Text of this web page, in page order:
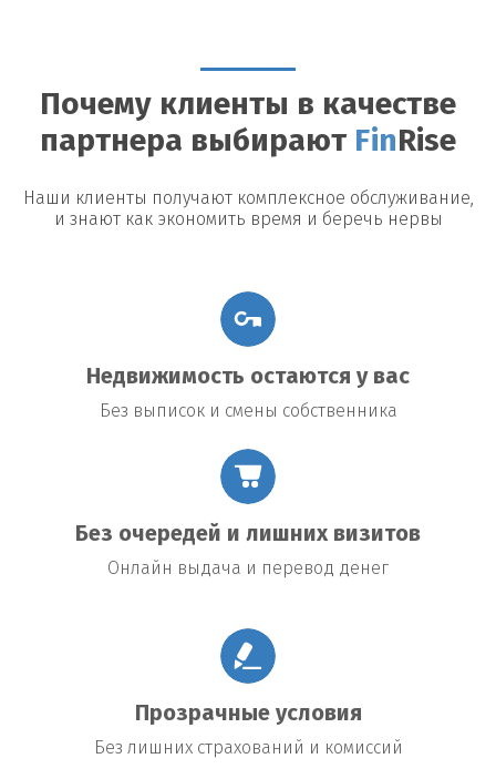
Возможные риски
Утрата недвижимости: В случае невыполнения условий
договора заемщик рискует потерять заложенное имущество.
Повышение процентной ставки:В некоторых договорах
предусмотрено повышение процентной ставки в случае
изменения общих экономических условий.
Почему клиенты в качестве
партнера выбирают Fin Rise
Наши клиенты получают комплексное обслуживание,
и знают как экономить время и беречь нервы
Недвижимость остаются у вас
Без выписок и смены собственника
Без очередей и лишних визитов
Онлайн выдача и перевод денег
Прозрачные условия
Без лишних страхований и комиссий